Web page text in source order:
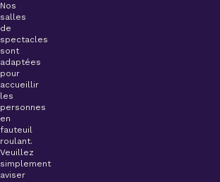
Nos
salles
de
spectacles
sont
adaptées
pour
accueillir
les
personnes
en
fauteuil
roulant.
Veuillez
simplement
aviser